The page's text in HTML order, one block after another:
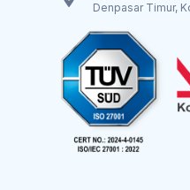
Denpasar Timur,